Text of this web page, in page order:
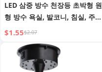
LED 삼중 방수 천장등 초박형 원
형 방수 욕실, 발코니, 침실, 주방
등, 복도등
$1.55$2.07